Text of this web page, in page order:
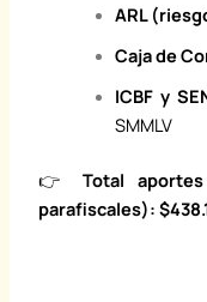
ARL
Caja de
ICBF y
SMMLV
👉Total
parafiscales):